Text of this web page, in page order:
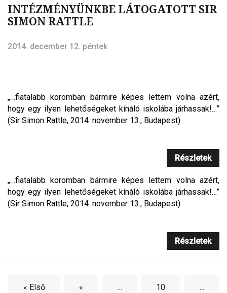
INTÉZMÉNYÜNKBE LÁTOGATOTT SIR
SIMON RATTLE
2014. december 12. péntek
„…fiatalabb koromban bármire képes lettem volna azért,
hogy egy ilyen lehetőségeket kínáló iskolába járhassak!…”
(Sir Simon Rattle, 2014. november 13., Budapest)
Részletek
„…fiatalabb koromban bármire képes lettem volna azért,
hogy egy ilyen lehetőségeket kínáló iskolába járhassak!…”
(Sir Simon Rattle, 2014. november 13., Budapest)
Részletek
« Első « ... 10 ...